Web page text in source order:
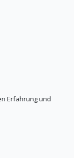
Erfahrung und